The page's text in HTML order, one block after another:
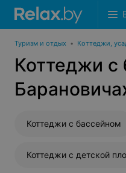
Туризм и отдых • Коттеджи,
Коттеджи с
Коттеджи с бассейном
Коттеджи с детской